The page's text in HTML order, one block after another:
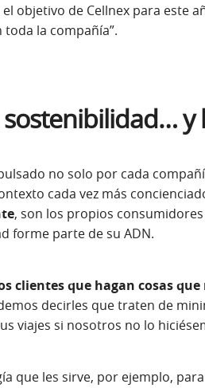
objetivo de Cellnex para este
la compañía”.
sostenibilidad… y
no solo por cada
cada vez más
, son los propios
forme parte de su ADN.
clientes que hagan cosas
decirles que traten de
viajes si nosotros no lo
que les sirve, por ejemplo,